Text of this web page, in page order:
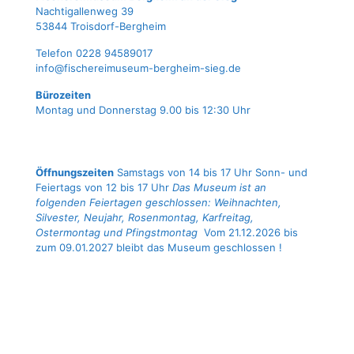
Nach­ti­gal­len­weg 39
53844 Troisdorf-Bergheim
Tele­fon 0228 94589017
info@fischereimuseum-bergheim-sieg.de
Büro­zei­ten
Mon­tag und Don­ners­tag 9.00 bis 12:30 Uhr
Öffnungszeiten Samstags von 14 bis 17 Uhr Sonn- und
Feiertags von 12 bis 17 Uhr Das Museum ist an
folgenden Feiertagen geschlossen: Weihnachten,
Silvester, Neujahr, Rosenmontag, Karfreitag,
Ostermontag und Pfingstmontag Vom 21.12.2026 bis
zum 09.01.2027 bleibt das Museum geschlossen !